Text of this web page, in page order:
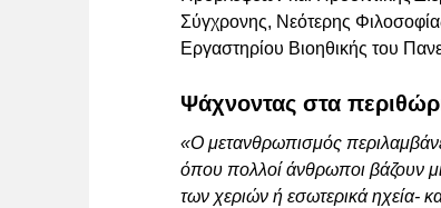
Σύγχρονης, Νεότερης
Εργαστηρίου Βιοηθικής του
Ψάχνοντας στα
«Ο μετανθρωπισμός
όπου πολλοί άνθρωποι βάζουν
των χεριών ή εσωτερικά ηχεία-